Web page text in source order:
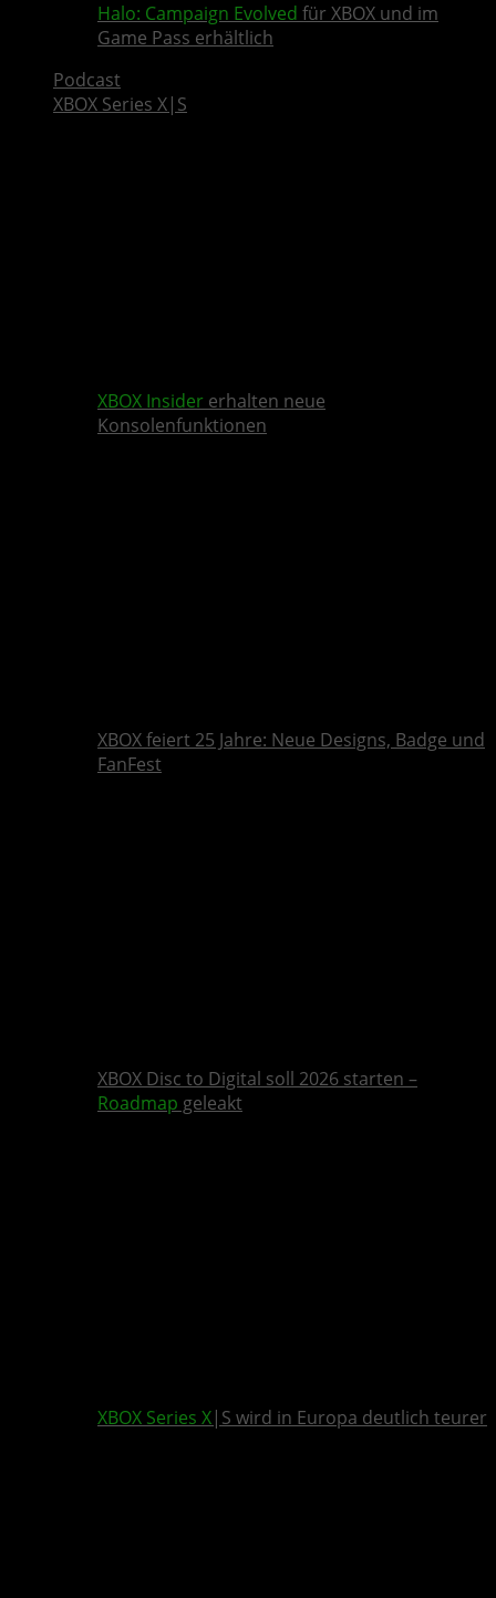
Halo: Campaign Evolved für XBOX und im
Game Pass erhältlich
Podcast
XBOX Series X|S
XBOX Insider erhalten neue
Konsolenfunktionen
XBOX feiert 25 Jahre: Neue Designs, Badge und
FanFest
XBOX Disc to Digital soll 2026 starten –
Roadmap geleakt
XBOX Series X|S wird in Europa deutlich teurer